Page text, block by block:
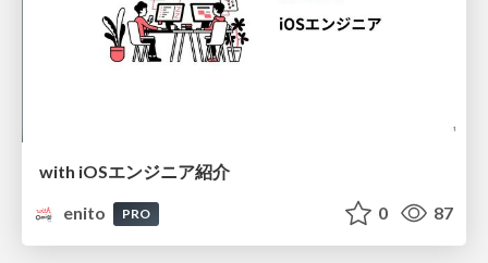
with iOSエンジニア紹介
enito
PRO 0 87